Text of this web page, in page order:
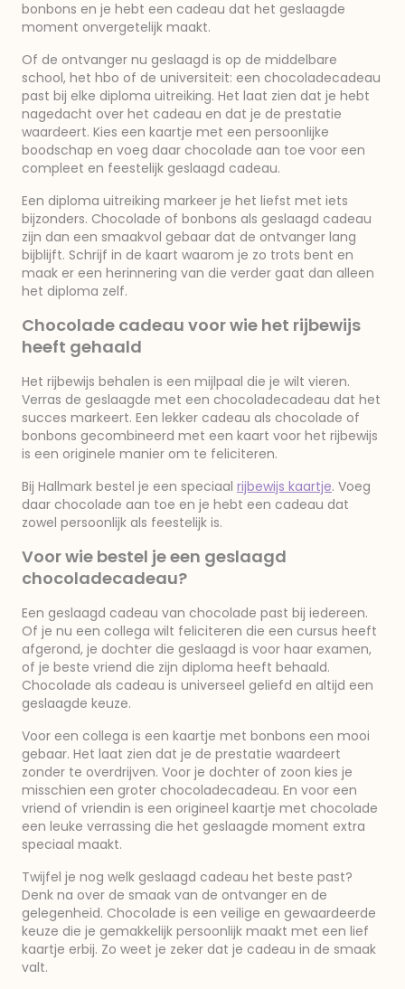
bonbons en je hebt een cadeau dat het geslaagde
moment onvergetelijk maakt.
Of de ontvanger nu geslaagd is op de middelbare
school, het hbo of de universiteit: een chocoladecadeau
past bij elke diploma uitreiking. Het laat zien dat je hebt
nagedacht over het cadeau en dat je de prestatie
waardeert. Kies een kaartje met een persoonlijke
boodschap en voeg daar chocolade aan toe voor een
compleet en feestelijk geslaagd cadeau.
Een diploma uitreiking markeer je het liefst met iets
bijzonders. Chocolade of bonbons als geslaagd cadeau
zijn dan een smaakvol gebaar dat de ontvanger lang
bijblijft. Schrijf in de kaart waarom je zo trots bent en
maak er een herinnering van die verder gaat dan alleen
het diploma zelf.
Chocolade cadeau voor wie het rijbewijs
heeft gehaald
Het rijbewijs behalen is een mijlpaal die je wilt vieren.
Verras de geslaagde met een chocoladecadeau dat het
succes markeert. Een lekker cadeau als chocolade of
bonbons gecombineerd met een kaart voor het rijbewijs
is een originele manier om te feliciteren.
Bij Hallmark bestel je een speciaal rijbewijs kaartje. Voeg
daar chocolade aan toe en je hebt een cadeau dat
zowel persoonlijk als feestelijk is.
Voor wie bestel je een geslaagd
chocoladecadeau?
Een geslaagd cadeau van chocolade past bij iedereen.
Of je nu een collega wilt feliciteren die een cursus heeft
afgerond, je dochter die geslaagd is voor haar examen,
of je beste vriend die zijn diploma heeft behaald.
Chocolade als cadeau is universeel geliefd en altijd een
geslaagde keuze.
Voor een collega is een kaartje met bonbons een mooi
gebaar. Het laat zien dat je de prestatie waardeert
zonder te overdrijven. Voor je dochter of zoon kies je
misschien een groter chocoladecadeau. En voor een
vriend of vriendin is een origineel kaartje met chocolade
een leuke verrassing die het geslaagde moment extra
speciaal maakt.
Twijfel je nog welk geslaagd cadeau het beste past?
Denk na over de smaak van de ontvanger en de
gelegenheid. Chocolade is een veilige en gewaardeerde
keuze die je gemakkelijk persoonlijk maakt met een lief
kaartje erbij. Zo weet je zeker dat je cadeau in de smaak
valt.